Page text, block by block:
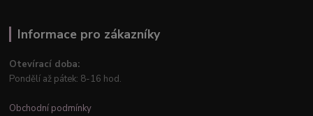
Informace pro zákazníky
Otevírací doba:
Pondělí až pátek: 8-16 hod.
Obchodní podmínky